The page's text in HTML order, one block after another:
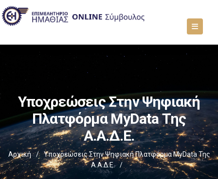
Υποχρεώσεις Στην Ψηφιακή
Πλατφόρμα MyData Της
Α.Α.Δ.Ε.
Αρχική /
Υποχρεώσεις Στην Ψηφιακή Πλατφόρμα MyData Της
Α.Α.Δ.Ε.
/